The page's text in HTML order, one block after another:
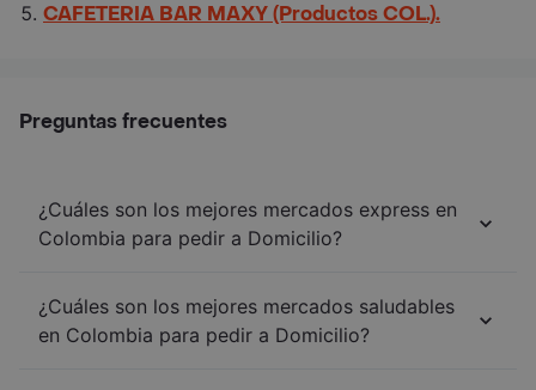
CAFETERIA BAR MAXY (Productos COL.).
Preguntas frecuentes
¿Cuáles son los mejores mercados express en
Colombia para pedir a Domicilio?
¿Cuáles son los mejores mercados saludables
en Colombia para pedir a Domicilio?